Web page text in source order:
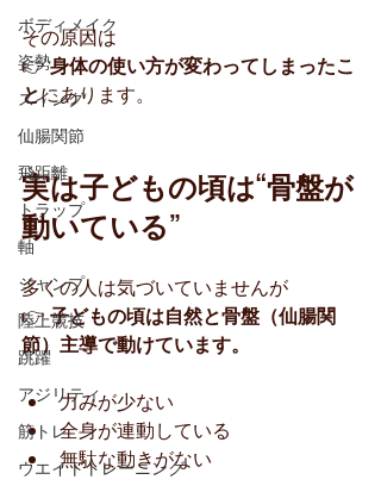
ボディメイク
姿勢
スイング
仙腸関節
飛距離
トラップ
軸
ジャンプ
陸上競技
跳躍
アジリティ
筋トレ
ウエイトトレーニング
その原因は
👉 身体の使い方が変わってしまったこ
とにあります。
実は子どもの頃は“骨盤が
動いている”
多くの人は気づいていませんが
👉 子どもの頃は自然と骨盤（仙腸関
節）主導で動けています。
力みが少ない
全身が連動している
無駄な動きがない